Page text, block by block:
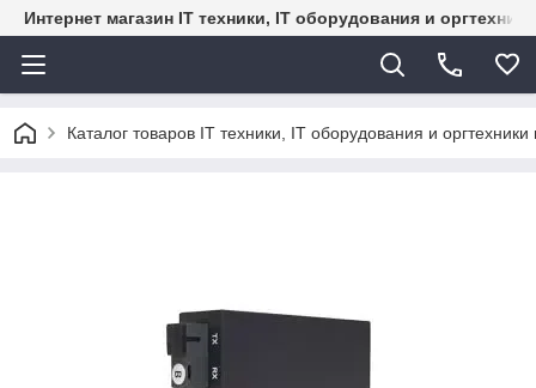
Интернет магазин IT техники, IT оборудования и
Каталог товаров IT техники, IT оборудования и